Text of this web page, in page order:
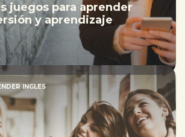
juegos para aprender
y aprendizaje
INGLES